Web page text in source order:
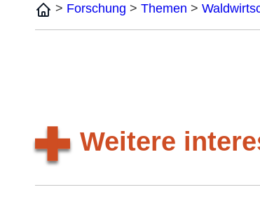
Home
> Forschung > Themen >
Weitere